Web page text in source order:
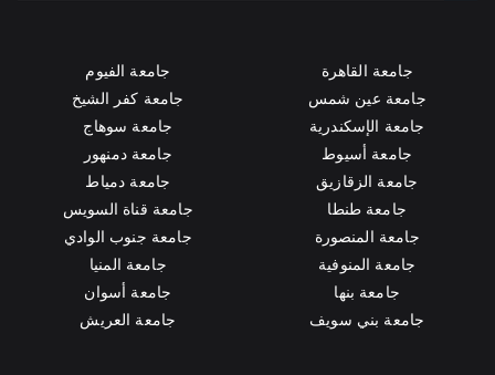
جامعة القاهرة
جامعة عين شمس
جامعة الإسكندرية
جامعة أسيوط
جامعة الزقازيق
جامعة طنطا
جامعة المنصورة
جامعة المنوفية
جامعة بنها
جامعة بني سويف
جامعة الفيوم
جامعة كفر الشيخ
جامعة سوهاج
جامعة دمنهور
جامعة دمياط
جامعة قناة السويس
جامعة جنوب الوادي
جامعة المنيا
جامعة أسوان
جامعة العريش